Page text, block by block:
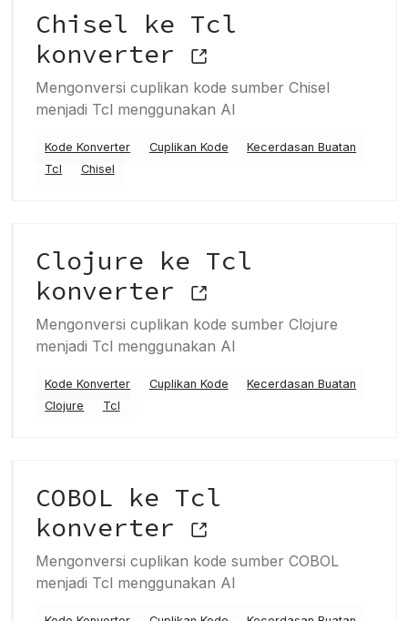
Chisel ke Tcl
konverter
Mengonversi cuplikan kode sumber Chisel
menjadi Tcl menggunakan AI
Kode Konverter Cuplikan Kode
Kecerdasan Buatan
Tcl
Chisel
Clojure ke Tcl
konverter
Mengonversi cuplikan kode sumber Clojure
menjadi Tcl menggunakan AI
Kode Konverter Cuplikan Kode
Kecerdasan Buatan
Clojure
Tcl
COBOL ke Tcl
konverter
Mengonversi cuplikan kode sumber COBOL
menjadi Tcl menggunakan AI